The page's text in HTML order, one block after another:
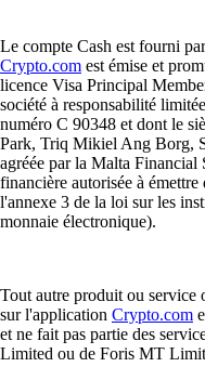
Le compte Cash est fourni
Crypto.com est émise et
licence Visa Principal
société à responsabilité
numéro C 90348 et dont le
Park, Triq Mikiel Ang Borg,
agréée par la Malta
financière autorisée à
l'annexe 3 de la loi sur les
monnaie électronique).
Tout autre produit ou service
sur l'application Crypto.com
et ne fait pas partie des
Limited ou de Foris MT